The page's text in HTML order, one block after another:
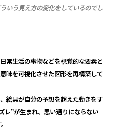
いう見え方の変化をしているのでし
常生活の事物などを視覚的な要素と
味を可視化させた図形を再構築して
絵具が自分の予想を超えた動きをす
レ”が生まれ、 思い通りにならない